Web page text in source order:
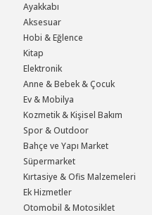
Ayakkabı
Aksesuar
Hobi & Eğlence
Kitap
Elektronik
Anne & Bebek & Çocuk
Ev & Mobilya
Kozmetik & Kişisel Bakım
Spor & Outdoor
Bahçe ve Yapı Market
Süpermarket
Kırtasiye & Ofis Malzemeleri
Ek Hizmetler
Otomobil & Motosiklet